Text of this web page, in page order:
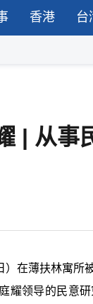
香港 台
| 从事
）在薄扶林寓所
耀领导的民意